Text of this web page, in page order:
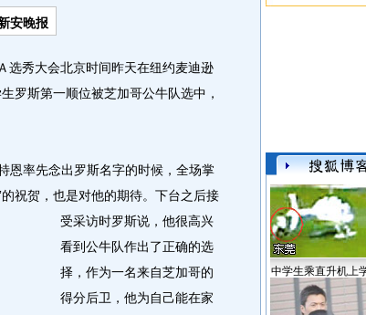
安晚报
秀大会北京时间昨天在纽约麦迪逊
罗斯第一顺位被芝加哥公牛队选中，
率先念出罗斯名字的时候，全场掌
的祝贺，也是对他的期待。下台之后接
受采访时罗斯说，他很高兴
看到公牛队作出了正确的选
择，作为一名来自芝加哥的
得分后卫，他为自己能在家
中学生乘直升机上